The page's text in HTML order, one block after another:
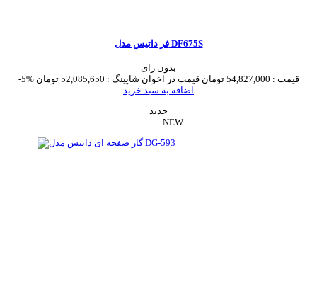
فر داتیس مدل DF675S
بدون رای
-5%
قیمت : 54,827,000 تومان قیمت در اخوان شاپینگ : 52,085,650 تومان
اضافه به سبد خرید
جدید
NEW